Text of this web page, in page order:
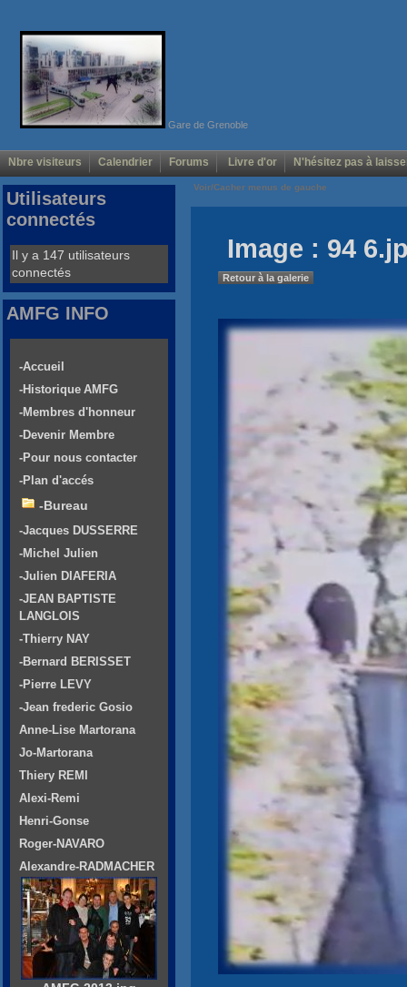
Gare de Grenoble
Nbre visiteurs Calendrier Forums Livre d'or N'hésitez pas à
Voir/Cacher menus de gauche
Image : 94
Retour à la galerie
Utilisateurs
connectés
Il y a 147 utilisateurs
connectés
AMFG INFO
-Accueil
-Historique AMFG
-Membres d'honneur
-Devenir Membre
-Pour nous contacter
-Plan d'accés
-Bureau
-Jacques DUSSERRE
-Michel Julien
-Julien DIAFERIA
-JEAN BAPTISTE
LANGLOIS
-Thierry NAY
-Bernard BERISSET
-Pierre LEVY
-Jean frederic Gosio
Anne-Lise Martorana
Jo-Martorana
Thiery REMI
Alexi-Remi
Henri-Gonse
Roger-NAVARO
Alexandre-RADMACHER